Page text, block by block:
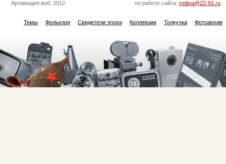
Артимедия веб, 2012
по работе сайта: rodina@22-91.ru
Темы Фольклор Свидетели эпохи Коллекции Толкучка Фотоархив